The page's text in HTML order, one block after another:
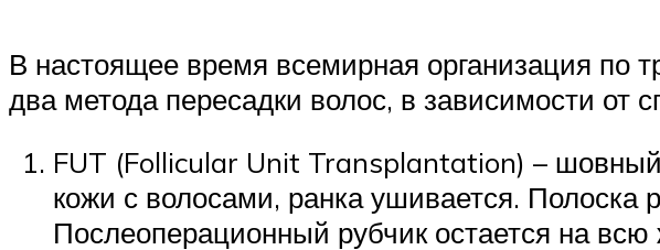
В настоящее время всемирная организация по
два метода пересадки волос, в зависимости от
FUT (Follicular Unit Transplantation) – шовный
кожи с волосами, ранка ушивается. Полоска
Послеоперационный рубчик остается на